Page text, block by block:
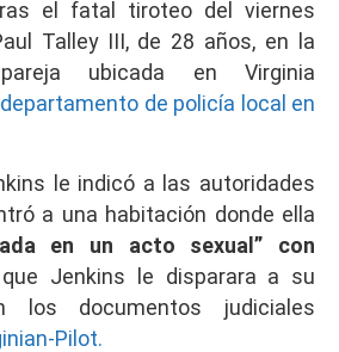
el fatal tiroteo del viernes
Talley III, de 28 años, en la
ubicada en Virginia
de policía local en
le indicó a las autoridades
a una habitación donde ella
en un acto sexual” con
Jenkins le disparara a su
los documentos judiciales
Pilot.